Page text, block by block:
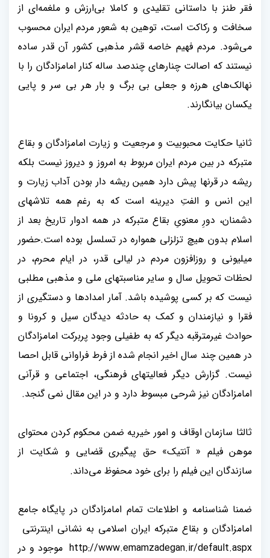
فقر طنز با داستانی تقلیدی و کاملا بی‌ارزش و ملغمه‌ای از
سخافت و رکاکت است، توهین به شعور مردم ایران محسوب
می‌شود. مردم فهیم خاصه قشر مذهبی کشور آن قدر ساده
نیستند که اصالت چنارهای چندصد ساله کنار امامزادگان را با
نهالک‌های هرزه و جعلی بی برگ و بار هر بی سر و پایی
یکسان بیانگارند.
ثانیا حکایت محبوبیت و مرجعیت و زیارت امامزادگان و بقاع
متبرکه در بین مردم ایران مربوط به امروز و دیروز نیست بلکه
ریشه در قرنها پیش دارد همین ریشه دار بودن آداب زیارت و
این انس و الفتِ دیرینه است که به رغم همه تلاشهای
دشمنان، دورِ معنویِ بقاع متبرکه در همه ادوار تاریخ بعد از
اسلام بدون هیچ تزلزلی همواره در تسلسل بوده است.حضور
میلیونی و روزافزون مردم در لیالی قدر، در ایام محرم، در
لحظات تحویل سال و سایر مناسبتهای ملی و مذهبی مطلبی
نیست که بر کسی پوشیده باشد. آمار امدادها و دستگیری از
فقرا و نیازمندان و کمک به حادثه دیدگان سیل و کرونا و
حوادث غیرمترقبه دیگر که به طفیلی وجود پربرکت امامزادگان
در همین چند سال اخیر انجام شده از فرط فراوانی قابل احصا
نیست. گزارش دیگر فعالیتهای فرهنگی، اجتماعی و قرآنی
امامزادگان نیز شرحی مبسوط دارد و در این مقال نمی گنجد.
ثالثا سازمان اوقاف و امور خیریه ضمن محکوم کردن محتوای
موهن فیلم « آنتیک» حق پیگیری قضایی و شکایت از
سازندگان این فیلم را برای خود محفوظ می‌داند.
ضمنا شناسنامه و اطلاعات تمام امامزادگان در پایگاه جامع
امامزادگان و بقاع متبرکه ایران اسلامی به نشانی اینترنتی
http://www.emamzadegan.ir/default.aspx موجود و در